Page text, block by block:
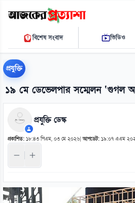
শনিবার, ০৮ আগস্ট ২০২৬
১২ ২০ ৩১ পি.এম.THE DAILY AJKER
বিশেষ সংবাদ ভিডিও
প্রযুক্তি
১৯ মে ডেভেলপার সম্মেলন ‘গুগল
প্রযুক্তি ডেস্ক
প্রকাশিত: ১৮:৪৩ পিএম, ০৩ মে ২০২৬ |আপডেট: ১৯:০৭ এএম